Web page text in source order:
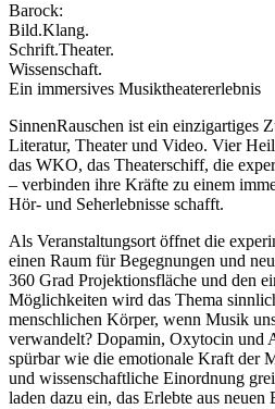
Barock:
Bild.Klang.
Schrift.Theater.
Wissenschaft.
Ein immersives Musiktheatererlebnis
SinnenRauschen ist ein einzigartiges
Literatur, Theater und Video. Vier
das WKO, das Theaterschiff, die
– verbinden ihre Kräfte zu einem
Hör- und Seherlebnisse schafft.
Als Veranstaltungsort öffnet die
einen Raum für Begegnungen und
360 Grad Projektionsfläche und den
Möglichkeiten wird das Thema
menschlichen Körper, wenn Musik
verwandelt? Dopamin, Oxytocin und
spürbar wie die emotionale Kraft der
und wissenschaftliche Einordnung
laden dazu ein, das Erlebte aus